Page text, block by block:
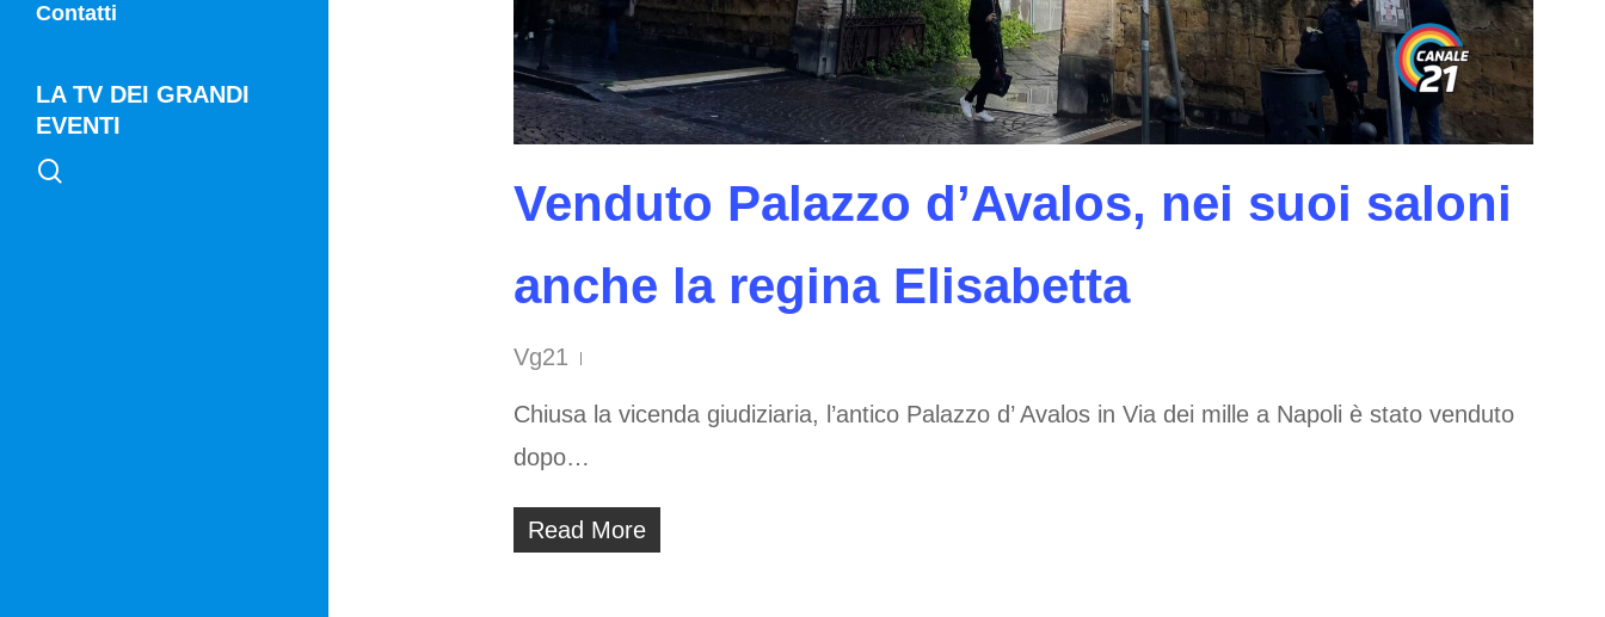
Contatti
LA TV DEI GRANDI
EVENTI
Venduto Palazzo d’Avalos, nei suoi saloni
anche la regina Elisabetta
Vg21
Chiusa la vicenda giudiziaria, l’antico Palazzo d’ Avalos in Via dei mille a Napoli è stato venduto
dopo…
Read More